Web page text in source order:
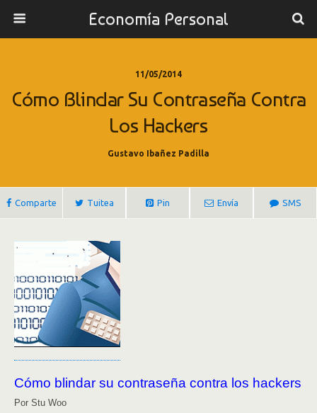
Economía Personal
11/05/2014
Cómo Blindar Su Contraseña Contra
Los Hackers
Gustavo Ibañez Padilla
Comparte Tuitea Pin Envía SMS
Cómo blindar su contraseña contra los hackers
Por Stu Woo